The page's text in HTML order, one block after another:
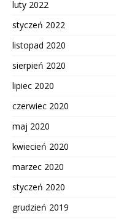
luty 2022
styczeń 2022
listopad 2020
sierpień 2020
lipiec 2020
czerwiec 2020
maj 2020
kwiecień 2020
marzec 2020
styczeń 2020
grudzień 2019